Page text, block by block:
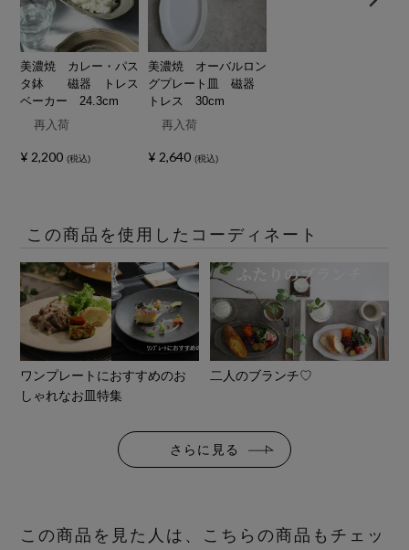
美濃焼 カレー・パス
タ鉢 磁器 トレス
ベーカー 24.3cm
再入荷
¥ 2,200 税込
美濃焼 オーバルロン
グプレート皿 磁器
トレス 30cm
再入荷
¥ 2,640 税込
この商品を使用したコーディネート
ワンプレートにおすすめのお
しゃれなお皿特集
二人のブランチ♡
さらに見る
この商品を見た人は、こちらの商品もチェッ